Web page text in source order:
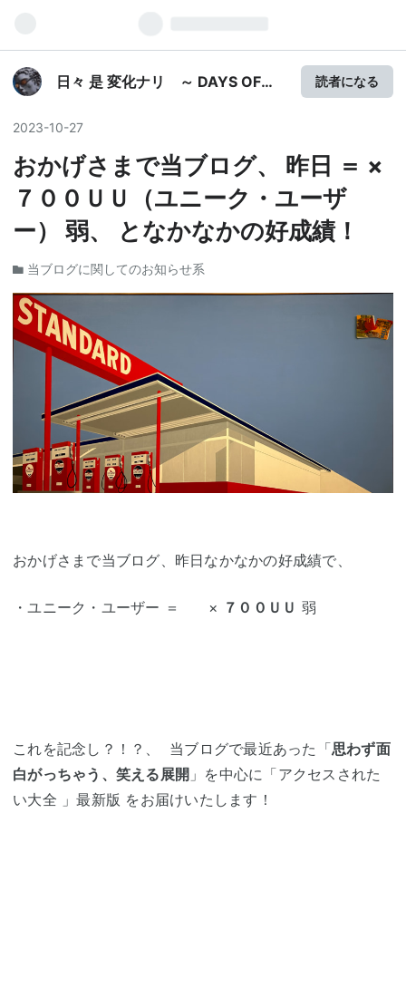
日々 是 変化ナリ ～ DAYS OF
読者になる
2023-10-27
おかげさまで当ブログ、 昨日 ＝ ×
７００ＵＵ（ユニーク・ユーザ
ー） 弱、 となかなかの好成績！
当ブログに関してのお知らせ系
おかげさまで当ブログ、昨日なかなかの好成績で、
・ユニーク・ユーザー ＝ × ７００ＵＵ 弱
これを記念し？！？、 当ブログで最近あった「思わず面
白がっちゃう、笑える展開 」を中心に「アクセスされた
い大全 」最新版 をお届けいたします！